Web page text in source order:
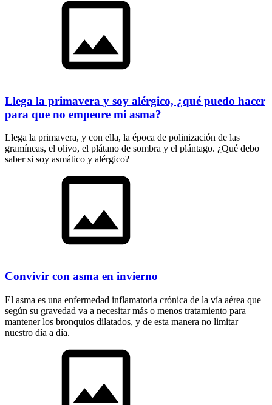
Llega la primavera y soy alérgico, ¿qué puedo hacer
para que no empeore mi asma?
Llega la primavera, y con ella, la época de polinización de las
gramíneas, el olivo, el plátano de sombra y el plántago. ¿Qué debo
saber si soy asmático y alérgico?
Convivir con asma en invierno
El asma es una enfermedad inflamatoria crónica de la vía aérea que
según su gravedad va a necesitar más o menos tratamiento para
mantener los bronquios dilatados, y de esta manera no limitar
nuestro día a día.